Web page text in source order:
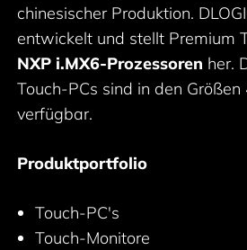
chinesischer Produktion.
entwickelt und stellt Premium
NXP i.MX6-Prozessoren her.
Touch-PCs sind in den Größen
verfügbar.
Produktportfolio
Touch-PC's
Touch-Monitore